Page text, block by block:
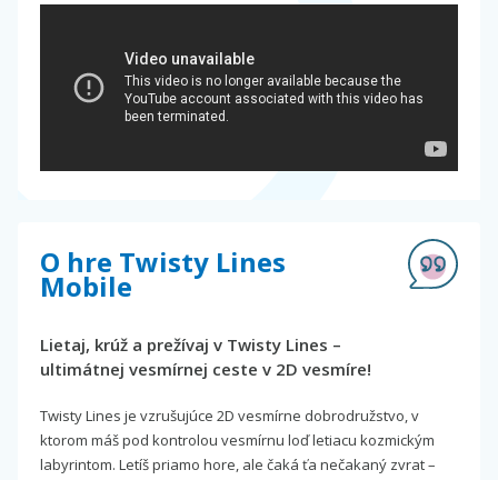
O hre Twisty Lines
Mobile
Lietaj, krúž a prežívaj v Twisty Lines –
ultimátnej vesmírnej ceste v 2D vesmíre!
Twisty Lines je vzrušujúce 2D vesmírne dobrodružstvo, v
ktorom máš pod kontrolou vesmírnu loď letiacu kozmickým
labyrintom. Letíš priamo hore, ale čaká ťa nečakaný zvrat –